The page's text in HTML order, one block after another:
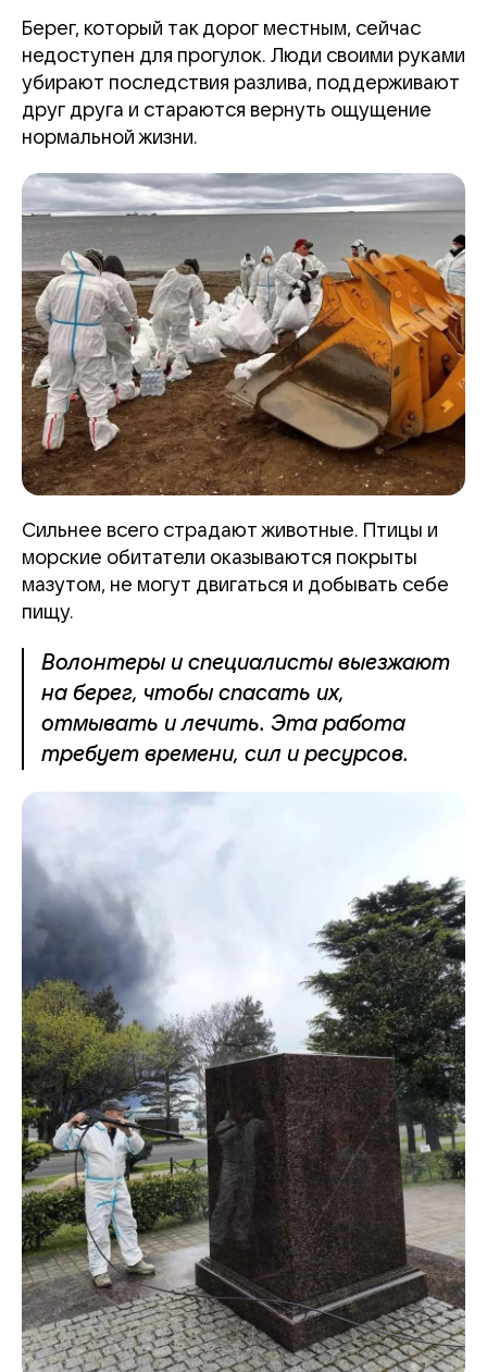
Берег, который так дорог местным, сейчас
недоступен для прогулок. Люди своими руками
убирают последствия разлива, поддерживают
друг друга и стараются вернуть ощущение
нормальной жизни.
Сильнее всего страдают животные. Птицы и
морские обитатели оказываются покрыты
мазутом, не могут двигаться и добывать себе
пищу.
Волонтеры и специалисты выезжают
на берег, чтобы спасать их,
отмывать и лечить. Эта работа
требует времени, сил и ресурсов.